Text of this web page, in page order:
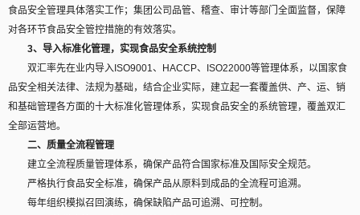
食品安全管理具体落实工作；集团公司品管、稽查、审计等部门全面监督，保障
对各环节食品安全管控措施的有效落实。
3、导入标准化管理，实现食品安全系统控制
双汇率先在业内导入ISO9001、HACCP、ISO22000等管理体系，以国家食
品安全相关法律、法规为基础，结合企业实际，建立起一套覆盖供、产、运、销
和基础管理各方面的十大标准化管理体系，实现食品安全的系统管理，覆盖双汇
全部运营地。
二、质量全流程管理
建立全流程质量管理体系，确保产品符合国家标准及国际安全规范。
严格执行食品安全标准，确保产品从原料到成品的全流程可追溯。
每年组织模拟召回演练，确保缺陷产品可追溯、可控制。